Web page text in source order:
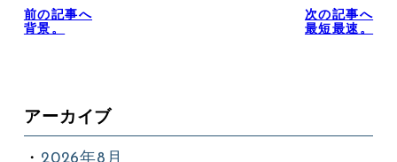
前の記事へ
背景。
次の記事へ
最短最速。
アーカイブ
2026年8月